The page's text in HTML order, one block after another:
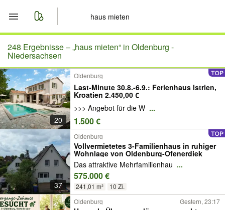
Start
Merkliste
Nachrichten
Anzeige aufgeben
248 Ergebnisse –„haus mieten“ in Oldenburg -
Niedersachsen
20
Oldenburg
Last-Minute 30.8.-6.9.: Ferienhaus Istrien,
Kroatien 2.450,00 €
>>> Angebot für die W ...
1.500 €
37
Oldenburg
Vollvermietetes 3-Familienhaus in ruhiger
Wohnlage von Oldenburg-Ofenerdiek
Das attraktive Mehrfamilienhau ...
575.000 €
241,01 m²
10 Zi.
Oldenburg
Gestern, 23:17